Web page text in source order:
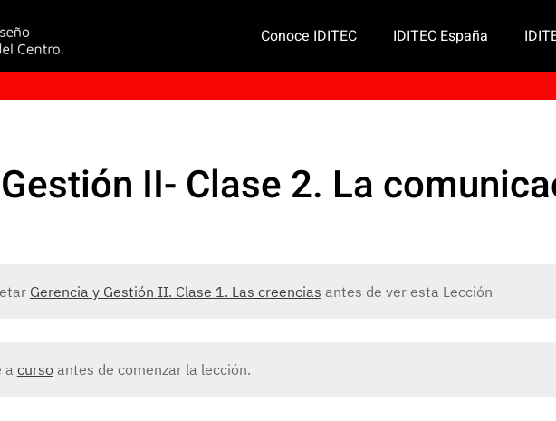
Conoce IDITEC IDITEC España
II- Clase 2. La
Gerencia y Gestión II. Clase 1. Las creencias antes de ver esta Lección
a cursoantes de comenzar la lección.